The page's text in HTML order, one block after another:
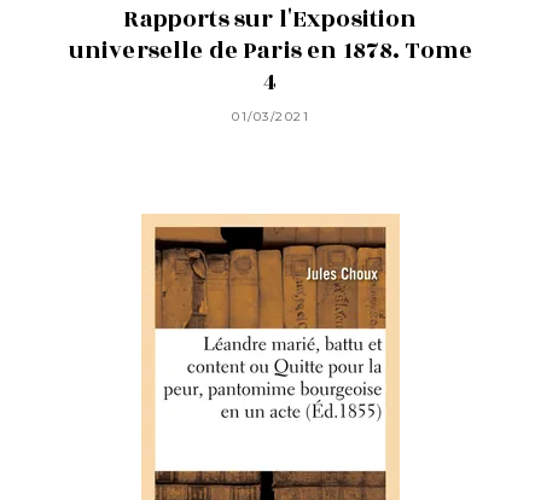
Rapports sur l'Exposition
universelle de Paris en 1878. Tome
4
01/03/2021